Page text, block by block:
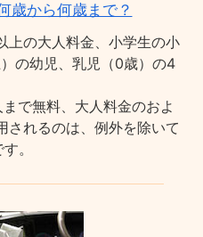
歳から何歳まで？
上の大人料金、小学生の小
の幼児、乳児（0歳）の4
で無料、大人料金のおよ
されるのは、例外を除いて
。